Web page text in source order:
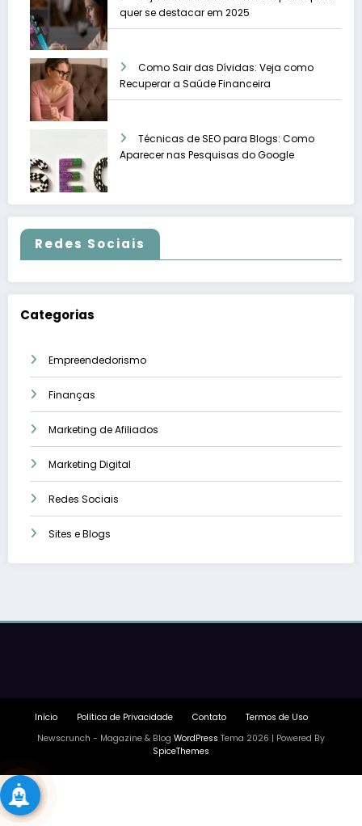
quer se destacar em 2025
Como Sair das Dívidas: Veja como
Recuperar a Saúde Financeira
Técnicas de SEO para Blogs: Como
Aparecer nas Pesquisas do Google
Redes Sociais
Categorias
Empreendedorismo
Finanças
Marketing de Afiliados
Marketing Digital
Redes Sociais
Sites e Blogs
Início Política de Privacidade Contato
Termos de Uso
Newscrunch - Magazine & Blog WordPress Tema 2026 | Powered By
SpiceThemes